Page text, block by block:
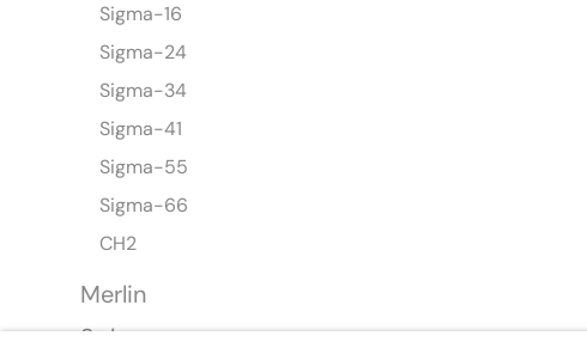
Sigma-16
Sigma-24
Sigma-34
Sigma-41
Sigma-55
Sigma-66
CH2
Merlin